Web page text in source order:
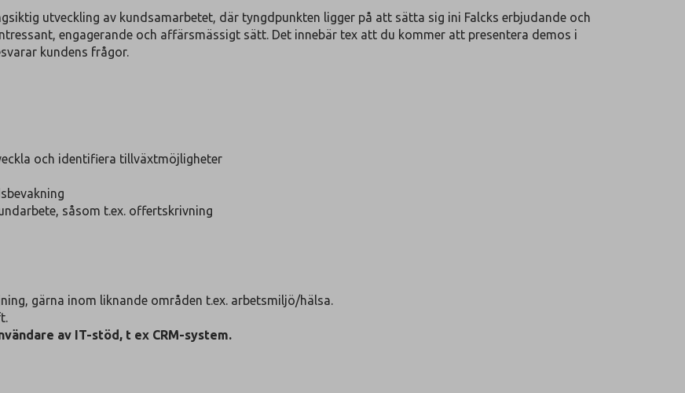
utveckling av kundsamarbetet, där tyngdpunkten ligger på att sätta sig ini Falcks erbjudande och
engagerande och affärsmässigt sätt. Det innebär tex att du kommer att presentera demos i
kundens frågor.
och identifiera tillväxtmöjligheter
såsom t.ex. offertskrivning
gärna inom liknande områden t.ex. arbetsmiljö/hälsa.
av IT-stöd, t ex CRM-system.